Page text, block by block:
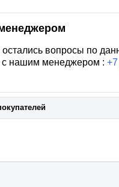
остались вопросы по
с нашим менеджером :